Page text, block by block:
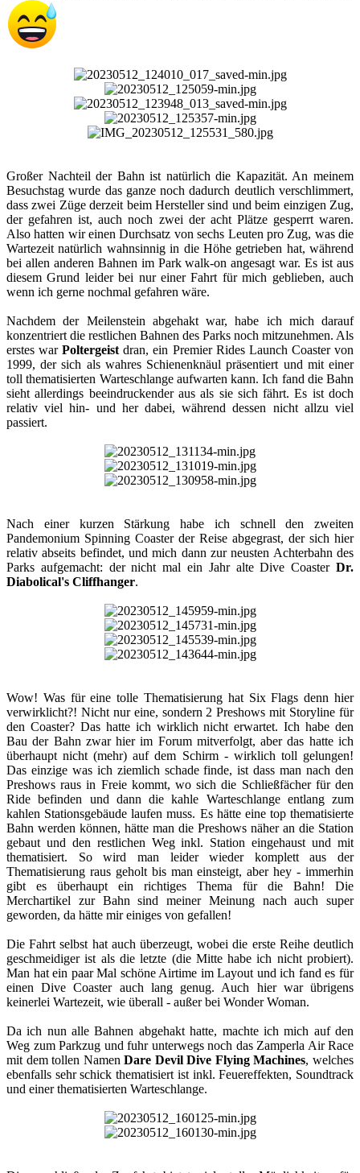
Großer Nachteil der Bahn ist natürlich die Kapazität. An meinem
Besuchstag wurde das ganze noch dadurch deutlich verschlimmert,
dass zwei Züge derzeit beim Hersteller sind und beim einzigen Zug,
der gefahren ist, auch noch zwei der acht Plätze gesperrt waren.
Also hatten wir einen Durchsatz von sechs Leuten pro Zug, was die
Wartezeit natürlich wahnsinnig in die Höhe getrieben hat, während
bei allen anderen Bahnen im Park walk-on angesagt war. Es ist aus
diesem Grund leider bei nur einer Fahrt für mich geblieben, auch
wenn ich gerne nochmal gefahren wäre.
Nachdem der Meilenstein abgehakt war, habe ich mich darauf
konzentriert die restlichen Bahnen des Parks noch mitzunehmen. Als
erstes warPoltergeistdran, ein Premier Rides Launch Coaster von
1999, der sich als wahres Schienenknäul präsentiert und mit einer
toll thematisierten Warteschlange aufwarten kann. Ich fand die Bahn
sieht allerdings beeindruckender aus als sie sich fährt. Es ist doch
relativ viel hin- und her dabei, während dessen nicht allzu viel
passiert.​
Nach einer kurzen Stärkung habe ich schnell den zweiten
Pandemonium Spinning Coaster der Reise abgegrast, der sich hier
relativ abseits befindet, und mich dann zur neusten Achterbahn des
Parks aufgemacht: der nicht mal ein Jahr alte Dive Coaster Dr.
Diabolical's Cliffhanger.​
Wow! Was für eine tolle Thematisierung hat Six Flags denn hier
verwirklicht?! Nicht nur eine, sondern 2 Preshows mit Storyline für
den Coaster? Das hatte ich wirklich nicht erwartet. Ich habe den
Bau der Bahn zwar hier im Forum mitverfolgt, aber das hatte ich
überhaupt nicht (mehr) auf dem Schirm - wirklich toll gelungen!
Das einzige was ich ziemlich schade finde, ist dass man nach den
Preshows raus in Freie kommt, wo sich die Schließfächer für den
Ride befinden und dann die kahle Warteschlange entlang zum
kahlen Stationsgebäude laufen muss. Es hätte eine top thematisierte
Bahn werden können, hätte man die Preshows näher an die Station
gebaut und den restlichen Weg inkl. Station eingehaust und mit
thematisiert. So wird man leider wieder komplett aus der
Thematisierung raus geholt bis man einsteigt, aber hey - immerhin
gibt es überhaupt ein richtiges Thema für die Bahn! Die
Merchartikel zur Bahn sind meiner Meinung nach auch super
geworden, da hätte mir einiges von gefallen!
Die Fahrt selbst hat auch überzeugt, wobei die erste Reihe deutlich
geschmeidiger ist als die letzte (die Mitte habe ich nicht probiert).
Man hat ein paar Mal schöne Airtime im Layout und ich fand es für
einen Dive Coaster auch lang genug. Auch hier war übrigens
keinerlei Wartezeit, wie überall - außer bei Wonder Woman.
Da ich nun alle Bahnen abgehakt hatte, machte ich mich auf den
Weg zum Parkzug und fuhr unterwegs noch das Zamperla Air Race
mit dem tollen NamenDare Devil Dive Flying Machines, welches
ebenfalls sehr schick thematisiert ist inkl. Feuereffekten, Soundtrack
und einer thematisierten Warteschlange.​